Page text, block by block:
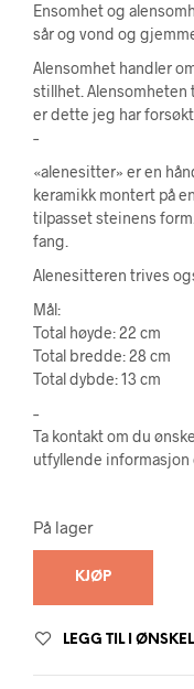
Ensomhet og
sår og vond og
Alensomhet handler
stillhet. Alensomheten
er dette jeg har
–
«alenesitter» er en
keramikk montert på
tilpasset steinens
fang.
Alenesitteren trives
Mål:
Total høyde: 22 cm
Total bredde: 28 cm
Total dybde: 13 cm
–
Ta kontakt om du
utfyllende informasjon
På lager
KJØP
LEGG TIL I